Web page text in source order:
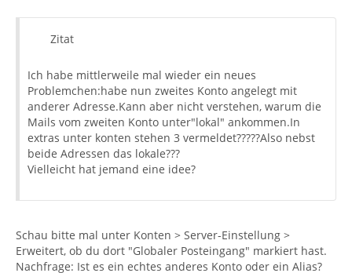
Zitat
Ich habe mittlerweile mal wieder ein neues
Problemchen:habe nun zweites Konto angelegt mit
anderer Adresse.Kann aber nicht verstehen, warum die
Mails vom zweiten Konto unter"lokal" ankommen.In
extras unter konten stehen 3 vermeldet?????Also nebst
beide Adressen das lokale???
Vielleicht hat jemand eine idee?
Schau bitte mal unter Konten > Server-Einstellung >
Erweitert, ob du dort "Globaler Posteingang" markiert hast.
Nachfrage: Ist es ein echtes anderes Konto oder ein Alias?